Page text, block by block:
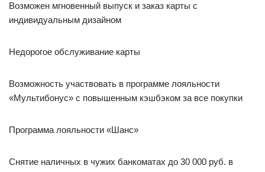
Возможен мгновенный выпуск и заказ карты с
индивидуальным дизайном
Недорогое обслуживание карты
Возможность участвовать в программе лояльности
«Мультибонус» с повышенным кэшбэком за все покупки
Программа лояльности «Шанс»
Снятие наличных в чужих банкоматах до 30 000 руб. в